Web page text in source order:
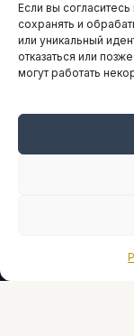
Если вы
сохранять и
или уникальный
отказаться или
могут работать
ARTICLES
Оплата онлайн